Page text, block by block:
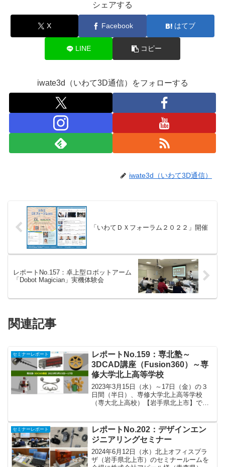
シェアする
X Facebook はてブ
LINE コピー
iwate3d（いわて3D通信）をフォローする
iwate3d（いわて3D通信）
「いわてＤＸフォーラム２０２２」開催
レポートNo.157：卓上型ロボットアーム
「Dobot Magician」実機体験会
関連記事
セミナーレポート
レポートNo.159：専北塾～
3DCAD講座（Fusion360）～専
修大学北上高等学校
2023年3月15日（水）～17日（金）の３
日間（半日）、専修大学北上高等学校
（専大北上高校）【岩手県北上市】で開
料で使用できるオートデスク社の
「Fusion ...
セミナーレポート
レポートNo.202：デザインエン
ジニアリングセミナー
2024年6月12日（水）北上オフィスプラ
ザ（岩手県北上市）のセミナールームを